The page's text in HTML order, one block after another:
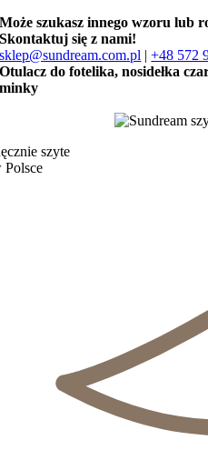
Może szukasz innego wzoru lub
Skontaktuj się z nami!
sklep@sundream.com.pl |+48 572
Otulacz do fotelika, nosidełka
minky
szyte
Polsce